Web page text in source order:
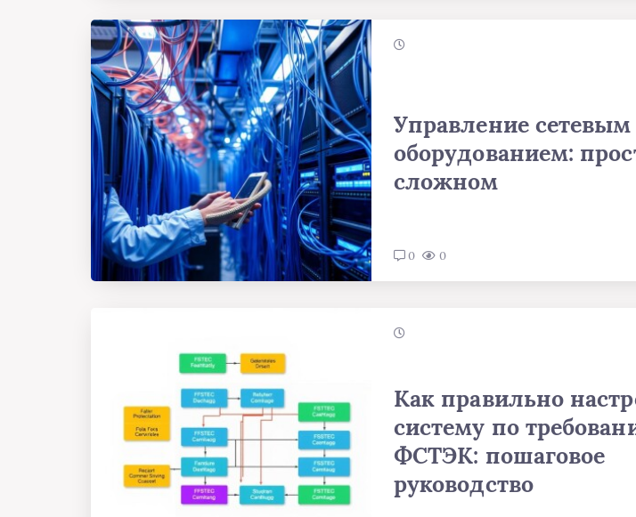
Управление сетевым
оборудованием:
сложном
0 0
Как правильно
систему по
ФСТЭК: пошаговое
руководство